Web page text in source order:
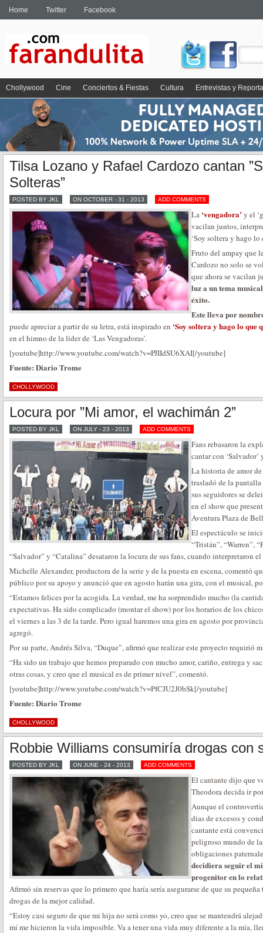
Home Twitter Facebook
Chollywood Cine Conciertos & Fiestas Cultura Entrevistas y
Tilsa Lozano y Rafael Cardozo cantan
Solteras”
POSTED BY JKL ON OCTOBER - 31 - 2013 ADD COMMENTS
La ‘vengadora’y el
vacilan juntos,
‘Soy soltera y hago lo
Fruto del ampay que
Cardozo no solo se
que ahora se vacilan
luz a un tema
éxito.
Este lleva por
puede apreciar a partir de su letra, está inspirado en ‘Soy soltera y hago lo que
en el himno de la líder de ‘Las Vengadoras’.
[youtube]http://www.youtube.com/watch?v=PJIIdSU6XAI[/youtube]
Fuente: Diario Trome
CHOLLYWOOD
Locura por ”Mi amor, el wachimán 2”
POSTED BY JKL ON JULY - 23 - 2013 ADD COMMENTS
Fans rebasaron la
cantar con ‘Salvador’
La historia de amor de
trasladó de la pantalla
sus seguidores se
en el show que
Aventura Plaza de
El espectáculo se
“Tristán”, “Warren”,
“Salvador” y “Catalina” desataron la locura de sus fans, cuando interpretaron
Michelle Alexander, productora de la serie y de la puesta en escena, comentó
público por su apoyo y anunció que en agosto harán una gira, con el musical,
“Estamos felices por la acogida. La verdad, me ha sorprendido mucho (la
expectativas. Ha sido complicado (montar el show) por los horarios de los
el viernes a las 3 de la tarde. Pero igual haremos una gira en agosto por
agregó.
Por su parte, Andrés Silva, “Duque”, afirmó que realizar este proyecto requirió
“Ha sido un trabajo que hemos preparado con mucho amor, cariño, entrega y
otras cosas, y creo que el musical es de primer nivel”, comentó.
[youtube]http://www.youtube.com/watch?v=PfCJU2J0bSk[/youtube]
Fuente: Diario Trome
CHOLLYWOOD
Robbie Williams consumiría drogas con
POSTED BY JKL ON JUNE - 24 - 2013 ADD COMMENTS
El cantante dijo que
Theodora decida ir
Aunque el
días de excesos y
cantante está
peligroso mundo de
obligaciones
decidiera seguir el
progenitor en lo
Afirmó sin reservas que lo primero que haría sería asegurarse de que su
drogas de la mejor calidad.
“Estoy casi seguro de que mi hija no será como yo, creo que se mantendrá
mí me hicieron la vida imposible. Va a tener una vida muy diferente a la mía,